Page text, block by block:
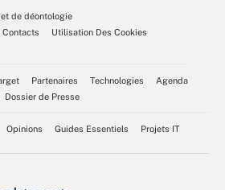
de déontologie
Contacts
Utilisation Des Cookies
Partenaires Technologies
Agenda
Dossier de Presse
Opinions Guides Essentiels Projets IT